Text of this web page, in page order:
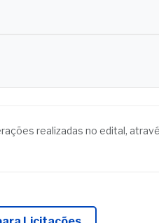
realizadas no edital,